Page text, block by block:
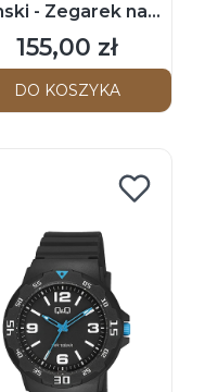
- Zegarek na
Cena
155,00 zł
DO KOSZYKA